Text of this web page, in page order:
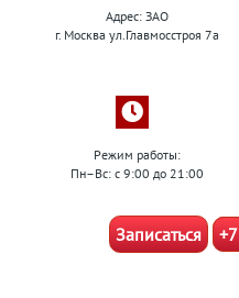
Адрес: ЗАО
г. Москва ул.Главмосстроя 7а
Режим работы:
Пн–Вс: с 9:00 до 21:00
Записаться